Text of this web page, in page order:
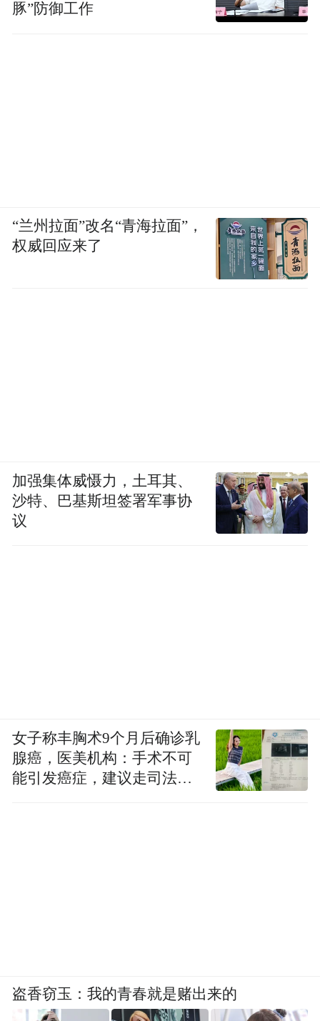
豚”防御工作
“兰州拉面”改名“青海拉面”，
权威回应来了
加强集体威慑力，土耳其、
沙特、巴基斯坦签署军事协
议
女子称丰胸术9个月后确诊乳
腺癌，医美机构：手术不可
能引发癌症，建议走司法途
盗香窃玉：我的青春就是赌出来的